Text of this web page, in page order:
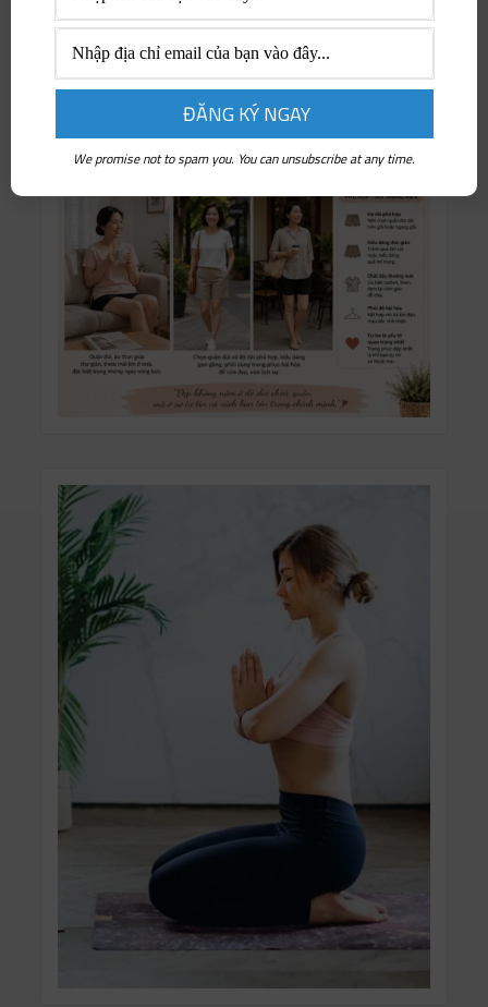
Tuyển dụng & Việc làm
We promise not to spam you. You can unsubscribe at any time.